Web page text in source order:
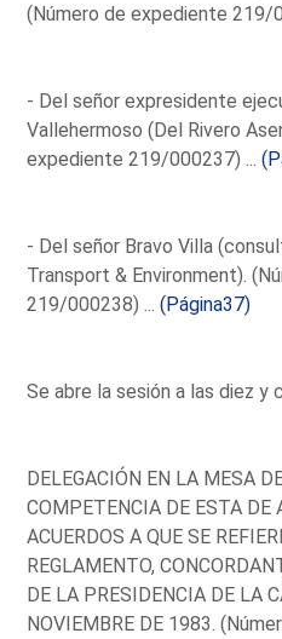
(Número de expediente 219/
- Del señor expresidente
Vallehermoso (Del Rivero
expediente 219/000237) ...
- Del señor Bravo Villa
Transport & Environment).
219/000238) ...(Página37)
Se abre la sesión a las diez y
DELEGACIÓN EN LA MESA
COMPETENCIA DE ESTA DE
ACUERDOS A QUE SE
REGLAMENTO,
DE LA PRESIDENCIA DE LA
NOVIEMBRE DE 1983.